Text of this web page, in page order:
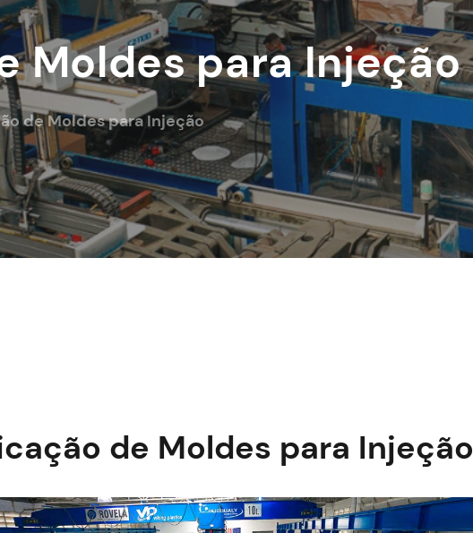
Moldes para Injeção
de Moldes para Injeção
de Moldes para Injeção